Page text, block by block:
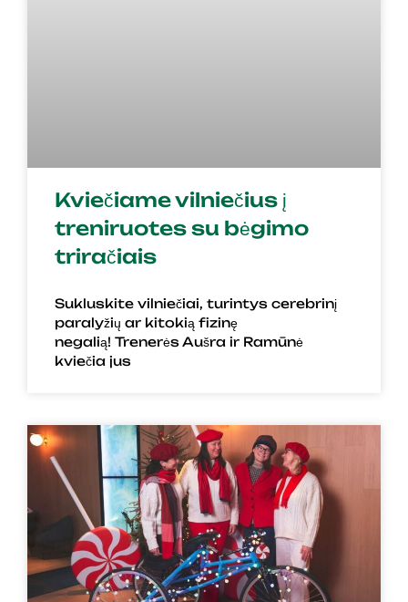
Kviečiame vilniečius į
treniruotes su bėgimo
triračiais
Sukluskite vilniečiai, turintys cerebrinį
paralyžių ar kitokią fizinę
negalią! Trenerės Aušra ir Ramūnė
kviečia jus